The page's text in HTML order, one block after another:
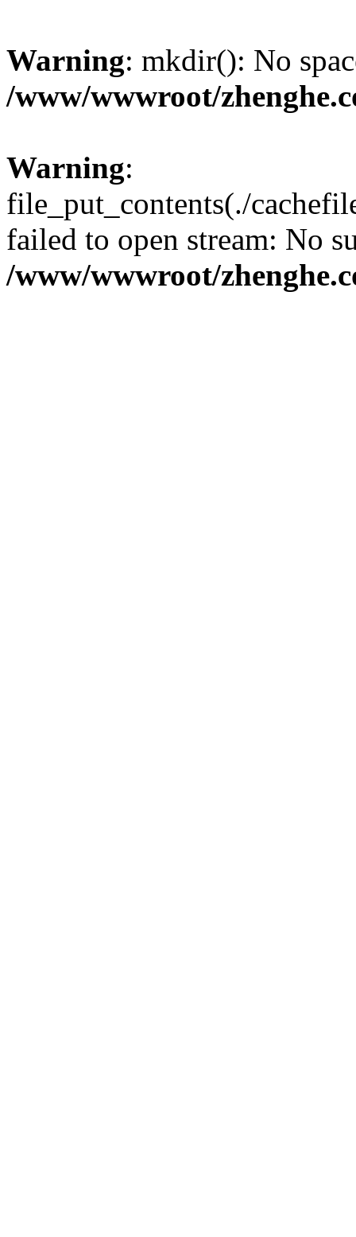
Warning: mkdir(): No
/www/wwwroot/
Warning:
file_put_contents(./
failed to open stream: No
/www/wwwroot/